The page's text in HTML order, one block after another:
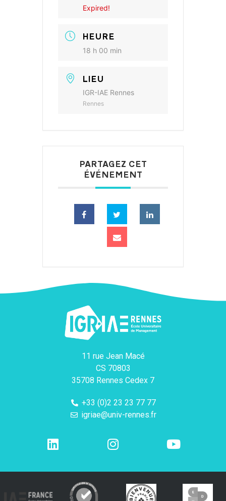
Expired!
HEURE
18 h 00 min
LIEU
IGR-IAE Rennes
Rennes
PARTAGEZ CET
ÉVÉNEMENT
11 rue Jean Macé
CS 70803
35708 Rennes Cedex 7
+33 (0)2 23 23 77 77
igriae@univ-rennes.fr